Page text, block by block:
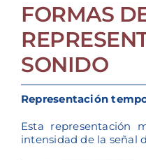
FORMAS
SONIDO
Representación
Esta representación
intensidad de la señal